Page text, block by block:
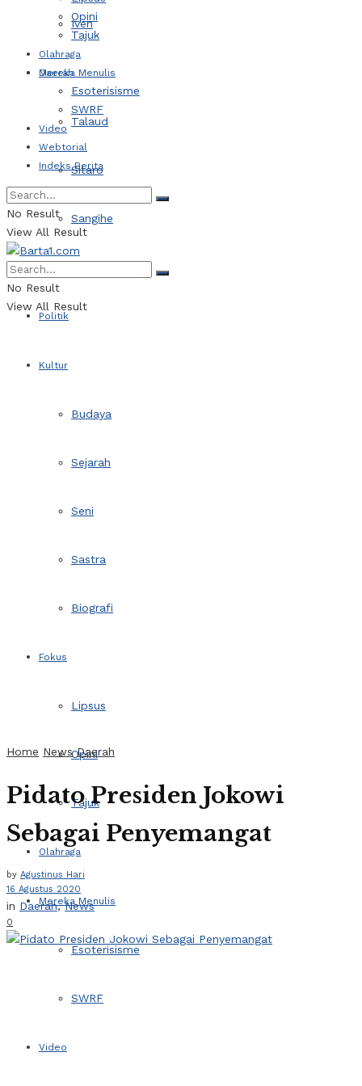
Iven
Daerah
Talaud
Sitaro
Sangihe
Politik
Kultur
Budaya
Sejarah
Seni
Sastra
Biografi
Fokus
Lipsus
Opini
Tajuk
Olahraga
Mereka Menulis
Esoterisisme
SWRF
Video
Opini
Tajuk
Olahraga
Mereka Menulis
Esoterisisme
SWRF
Video
Webtorial
Indeks Berita
No Result
View All Result
No Result
View All Result
Home News Daerah
Pidato Presiden Jokowi
Sebagai Penyemangat
by Agustinus Hari
16 Agustus 2020
in Daerah,News
0